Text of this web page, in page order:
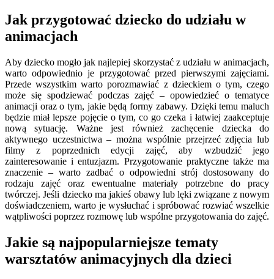
Jak przygotować dziecko do udziału w
animacjach
Aby dziecko mogło jak najlepiej skorzystać z udziału w animacjach,
warto odpowiednio je przygotować przed pierwszymi zajęciami.
Przede wszystkim warto porozmawiać z dzieckiem o tym, czego
może się spodziewać podczas zajęć – opowiedzieć o tematyce
animacji oraz o tym, jakie będą formy zabawy. Dzięki temu maluch
będzie miał lepsze pojęcie o tym, co go czeka i łatwiej zaakceptuje
nową sytuację. Ważne jest również zachęcenie dziecka do
aktywnego uczestnictwa – można wspólnie przejrzeć zdjęcia lub
filmy z poprzednich edycji zajęć, aby wzbudzić jego
zainteresowanie i entuzjazm. Przygotowanie praktyczne także ma
znaczenie – warto zadbać o odpowiedni strój dostosowany do
rodzaju zajęć oraz ewentualne materiały potrzebne do pracy
twórczej. Jeśli dziecko ma jakieś obawy lub lęki związane z nowym
doświadczeniem, warto je wysłuchać i spróbować rozwiać wszelkie
wątpliwości poprzez rozmowę lub wspólne przygotowania do zajęć.
Jakie są najpopularniejsze tematy
warsztatów animacyjnych dla dzieci